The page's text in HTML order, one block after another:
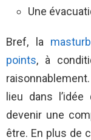
Une
Bref, la
points, à
lieu dans
devenir une
être. En plus de